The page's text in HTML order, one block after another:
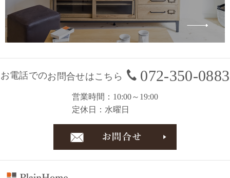
お電話でのお問合せはこちら 072-350-0883
営業時間
10:00～19:00
定休日
水曜日